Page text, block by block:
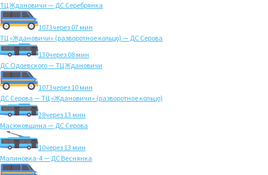
ТЦ Ждановичи — ДС Серебрянка
1073через 07 мин
ТЦ «Ждановичи» (разворотное кольцо) — ДС Серова
130через 08 мин
ДС Одоевского — ТЦ Ждановичи
1073через 10 мин
ДС Серова — ТЦ «Ждановичи» (разворотное кольцо)
28через 13 мин
Масюковщина — ДС Серова
10через 13 мин
Малиновка-4 — ДС Веснянка